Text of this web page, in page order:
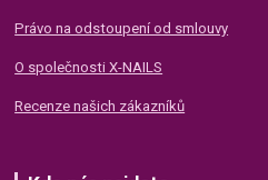
Právo na odstoupení od smlouvy
O společnosti X-NAILS
Recenze našich zákazníků